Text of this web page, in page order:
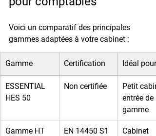
Voici un comparatif des principales
gammes adaptées à votre cabinet :
Gamme Certification Idéal pour
ESSENTIAL
HES 50
Non certifiée
Petit
entrée de
gamme
Gamme HT EN 14450 S1
Cabinet